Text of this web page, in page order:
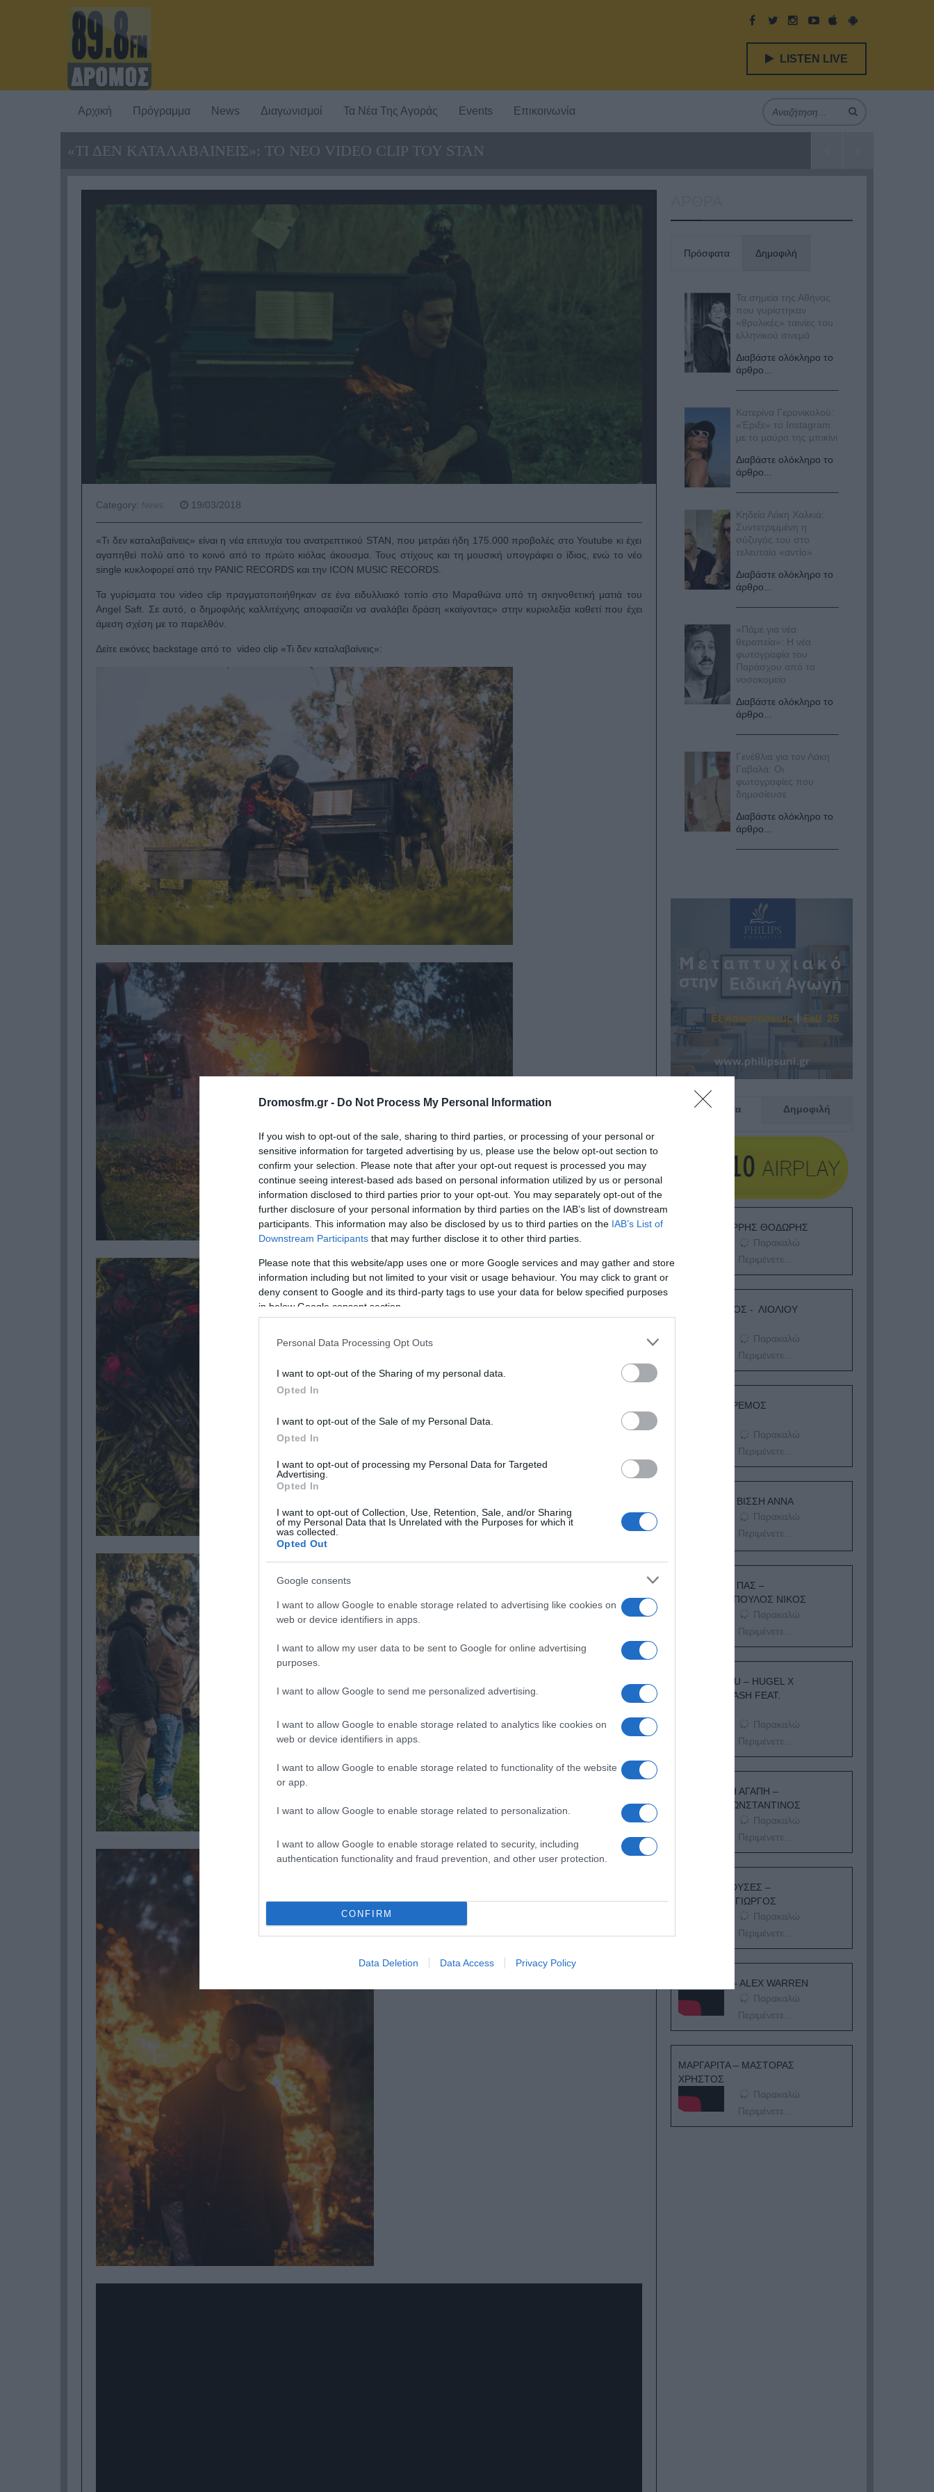
Dromosfm.gr - Do Not Process My Personal Information
If you wish to opt-out of the sale, sharing to third parties, or processing of your personal or
sensitive information for targeted advertising by us, please use the below opt-out section to
confirm your selection. Please note that after your opt-out request is processed you may
continue seeing interest-based ads based on personal information utilized by us or personal
information disclosed to third parties prior to your opt-out. You may separately opt-out of the
further disclosure of your personal information by third parties on the IAB’s list of downstream
participants. This information may also be disclosed by us to third parties on the IAB’s List of
Downstream Participants that may further disclose it to other third parties.
Please note that this website/app uses one or more Google services and may gather and store
information including but not limited to your visit or usage behaviour. You may click to grant or
deny consent to Google and its third-party tags to use your data for below specified purposes
in below Google consent section.
Personal Data Processing Opt Outs
I want to opt-out of the Sharing of my personal data.
Opted In
I want to opt-out of the Sale of my Personal Data.
Opted In
I want to opt-out of processing my Personal Data for Targeted
Advertising.
Opted In
I want to opt-out of Collection, Use, Retention, Sale, and/or Sharing
of my Personal Data that Is Unrelated with the Purposes for which it
was collected.
Opted Out
Google consents
I want to allow Google to enable storage related to advertising like cookies on
web or device identifiers in apps.
I want to allow my user data to be sent to Google for online advertising
purposes.
I want to allow Google to send me personalized advertising.
I want to allow Google to enable storage related to analytics like cookies on
web or device identifiers in apps.
I want to allow Google to enable storage related to functionality of the website
or app.
I want to allow Google to enable storage related to personalization.
I want to allow Google to enable storage related to security, including
authentication functionality and fraud prevention, and other user protection.
CONFIRM
Data Deletion Data Access Privacy Policy
LISTEN LIVE
Αρχική Πρόγραμμα News Διαγωνισμοί Τα Νέα Της Αγοράς Events Επικοινωνία
«ΤΙ ΔΕΝ ΚΑΤΑΛΑΒΑΙΝΕΙΣ»: ΤΟ ΝΕΟ VIDEO CLIP ΤΟΥ STAN
Category: News 19/03/2018
«Τι δεν καταλαβαίνεις» είναι η νέα επιτυχία του ανατρεπτικού STAN, που μετράει ήδη 175.000 προβολές στο Youtube κι έχει
αγαπηθεί πολύ από το κοινό από το πρώτο κιόλας άκουσμα. Τους στίχους και τη μουσική υπογράφει ο ίδιος, ενώ το νέο
single κυκλοφορεί από την PANIC RECORDS και την ICON MUSIC RECORDS.
Τα γυρίσματα του video clip πραγματοποιήθηκαν σε ένα ειδυλλιακό τοπίο στο Μαραθώνα υπό τη σκηνοθετική ματιά του
Angel Saft. Σε αυτό, ο δημοφιλής καλλιτέχνης αποφασίζει να αναλάβει δράση «καίγοντας» στην κυριολεξία καθετί που έχει
άμεση σχέση με το παρελθόν.
Δείτε εικόνες backstage από το video clip «Τι δεν καταλαβαίνεις»:
Πρόσφατα Δημοφιλή
Τα σημεία της Αθήνας
που γυρίστηκαν
«θρυλικές» ταινίες του
ελληνικού σινεμά
Διαβάστε ολόκληρο το
άρθρο...
Κατερίνα Γερονικολού:
«Έριξε» το Instagram
με το μαύρο της μπικίνι
Διαβάστε ολόκληρο το
άρθρο...
Κηδεία Λάκη Χαλκιά:
Συντετριμμένη η
σύζυγός του στο
τελευταίο «αντίο»
Διαβάστε ολόκληρο το
άρθρο...
«Πάμε για νέα
θεραπεία»: Η νέα
φωτογραφία του
Παράσχου από το
νοσοκομείο
Διαβάστε ολόκληρο το
άρθρο...
Γενέθλια για τον Λάκη
Γαβαλά: Οι
φωτογραφίες που
δημοσίευσε
Διαβάστε ολόκληρο το
άρθρο...
Πρόσφατα Δημοφιλή
ΕΙΠΕΣ – ΦΕΡΡΗΣ ΘΟΔΩΡΗΣ
Παρακαλώ
Περιμένετε...
ΛΟΓΑΡΙΑΣΜΟΣ - ΛΙΟΛΙΟΥ
Παρακαλώ
Περιμένετε...
ΔΕΥΤΕΡΑ – ΡΕΜΟΣ
Παρακαλώ
Περιμένετε...
ΕΞΑΙΡΕΣΗ – ΒΙΣΣΗ ΑΝΝΑ
Παρακαλώ
Περιμένετε...
ΟΠΟΥ ΚΙ ΑΝ ΠΑΣ –
ΟΙΚΟΝΟΜΟΠΟΥΛΟΣ ΝΙΚΟΣ
Παρακαλώ
Περιμένετε...
I ADORE YOU – HUGEL X
TOPIC X ARASH FEAT.
Παρακαλώ
Περιμένετε...
ΠΟΥ ΕΙΝΑΙ Η ΑΓΑΠΗ –
ΑΡΓΥΡΟΣ ΚΩΝΣΤΑΝΤΙΝΟΣ
Παρακαλώ
Περιμένετε...
ΔΕ Μ’ ΑΓΑΠΟΥΣΕΣ –
ΣΑΜΠΑΝΗΣ ΓΙΩΡΓΟΣ
Παρακαλώ
Περιμένετε...
ORDINARY – ALEX WARREN
Παρακαλώ
Περιμένετε...
ΜΑΡΓΑΡΙΤΑ – ΜΑΣΤΟΡΑΣ
ΧΡΗΣΤΟΣ
Παρακαλώ
Περιμένετε...